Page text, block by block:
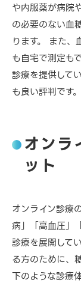
や内服薬が病院
の必要のない血
ります。 また
も自宅で測定も
診療を提供して
も良い評判です。
オンラ
ット
オンライン診療
病」「高血圧」
診療を展開してい
る方のために、
下のような診療